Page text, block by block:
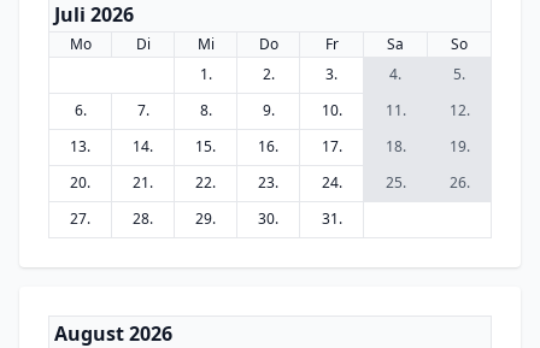
Juli 2026
Mo Di Mi Do Fr Sa
So
1.
2. 3. 4.
5.
6.
7. 8. 9. 10. 11.
12.
13.
14. 15. 16. 17. 18.
19.
20.
21. 22. 23. 24. 25.
26.
27.
28. 29. 30. 31.
August 2026